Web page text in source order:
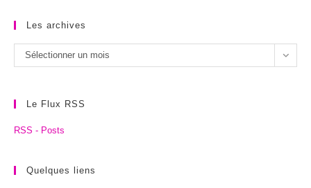
Les archives
Les
archives
Sélectionner un mois
Le Flux RSS
RSS - Posts
Quelques liens